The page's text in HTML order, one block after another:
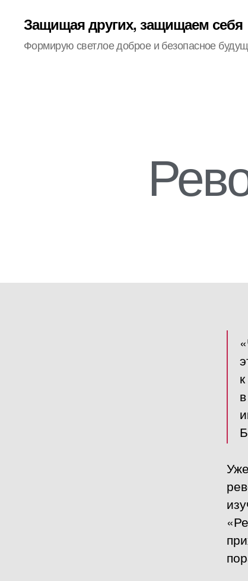
Защищая других, защищаем себя
Формирую светлое доброе и безопасное